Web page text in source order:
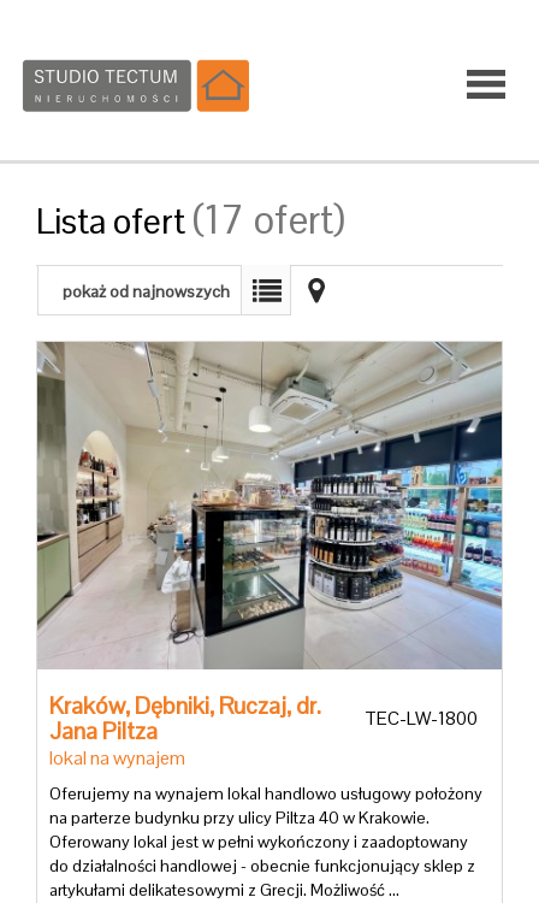
Strona
Wynajem
Usługi
O
firmie
Polityka
Lista ofert(17 ofert)
pokaż od najnowszych
Kraków, Dębniki, Ruczaj, dr.
Jana Piltza
lokal na wynajem
TEC-LW-1800
Oferujemy na wynajem lokal handlowo usługowy położony
na parterze budynku przy ulicy Piltza 40 w Krakowie.
Oferowany lokal jest w pełni wykończony i zaadoptowany
do działalności handlowej - obecnie funkcjonujący sklep z
artykułami delikatesowymi z Grecji. Możliwość ...